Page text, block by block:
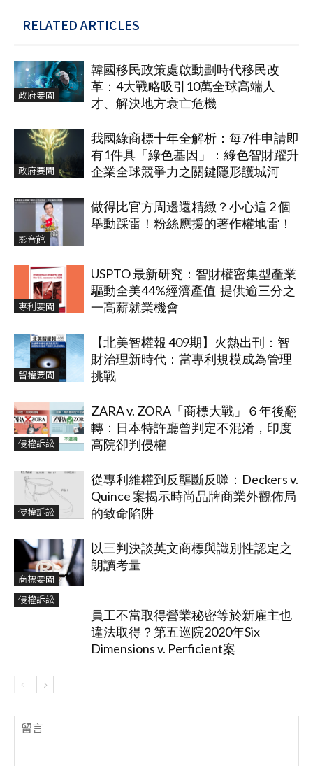
RELATED ARTICLES
政府要聞
韓國移民政策處啟動劃時代移民改
革：4大戰略吸引10萬全球高端人
才、解決地方衰亡危機
政府要聞
我國綠商標十年全解析：每7件申請即
有1件具「綠色基因」：綠色智財躍升
企業全球競爭力之關鍵隱形護城河
影音館
做得比官方周邊還精緻？小心這 2 個
舉動踩雷！粉絲應援的著作權地雷！
專利要聞
USPTO 最新研究：智財權密集型產業
驅動全美44%經濟產值 提供逾三分之
一高薪就業機會
智權要聞
【北美智權報 409期】火熱出刊：智
財治理新時代：當專利規模成為管理
挑戰
侵權訴訟
ZARA v. ZORA「商標大戰」６年後翻
轉：日本特許廳曾判定不混淆，印度
高院卻判侵權
侵權訴訟
從專利維權到反壟斷反噬：Deckers v.
Quince 案揭示時尚品牌商業外觀佈局
的致命陷阱
商標要聞
以三判決談英文商標與識別性認定之
朗讀考量
侵權訴訟
員工不當取得營業秘密等於新雇主也
違法取得？第五巡院2020年Six
Dimensions v. Perficient案